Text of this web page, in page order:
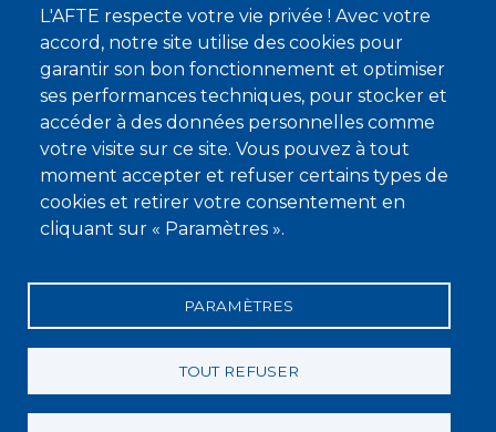
L'AFTE respecte votre vie privée ! Avec votre
accord, notre site utilise des cookies pour
garantir son bon fonctionnement et optimiser
ses performances techniques, pour stocker et
accéder à des données personnelles comme
votre visite sur ce site. Vous pouvez à tout
moment accepter et refuser certains types de
cookies et retirer votre consentement en
cliquant sur « Paramètres ».
PARAMÈTRES
TOUT REFUSER
Nous contacter
À propos
Qui sommes-nous ?
Devenir membre
Mentions légales
Conditions générales de vente